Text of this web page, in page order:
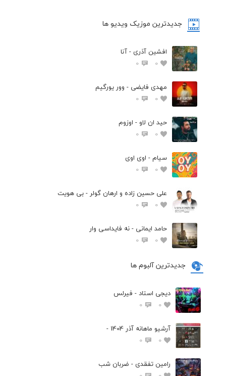
جدیدترین موزیک ویدیو ها
افشین آذری - آنا
0
0
مهدی فایضی - وور یورگیم
0
0
حید ان لاو - اوزوم
0
0
سیام - اوی اوی
0
0
علی حسین زاده و ارهان گولر - بی هویت
0
0
حامد ایمانی - نه فایداسی وار
0
0
جدیدترین آلبوم ها
دیجی استاد - فیرلس
0
0
آرشیو ماهانه آذر 1404 -
0
0
رامین تفقدی - ضربان شب